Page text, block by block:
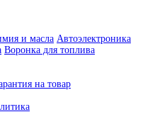
и масла Автоэлектроника
Воронка для топлива
на товар